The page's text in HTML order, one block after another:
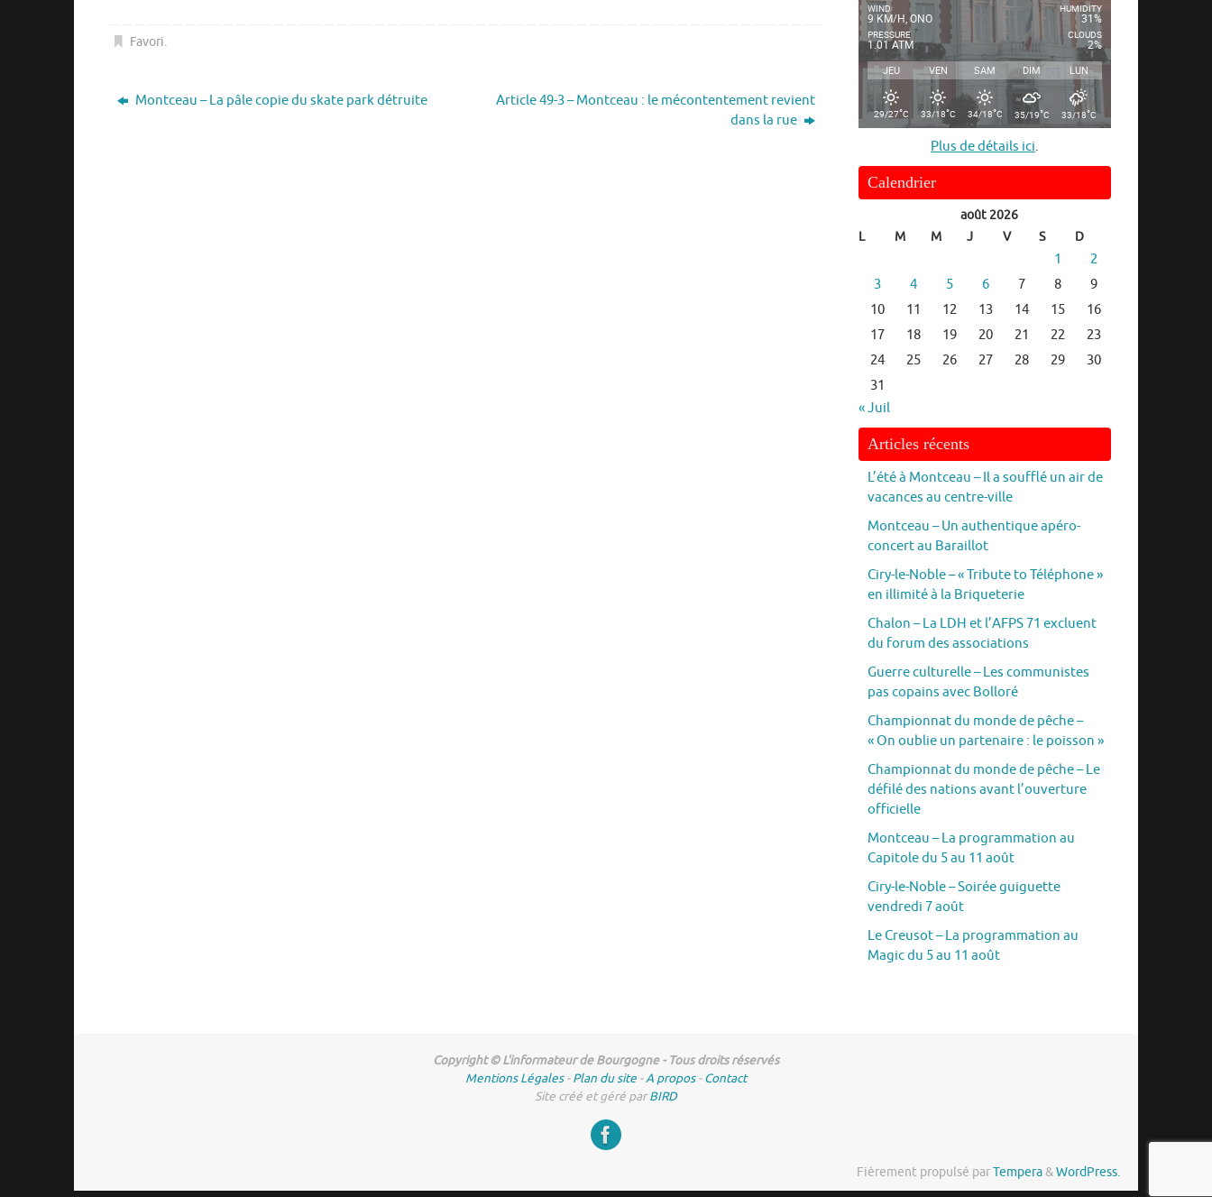
Favori.
Montceau – La pâle copie du skate park détruite
Article 49-3 – Montceau : le mécontentement revient
dans la rue
WIND
9 KM/H, ONO
PRESSURE
1.01 ATM
HUMIDITY
31%
CLOUDS
2%
JEU VEN SAM DIM LUN
29/27°C 33/18°C 34/18°C 35/19°C 33/18°C
Plus de détails ici.
Calendrier
août 2026
L
M M J V S D
1
2
3
4 5 6 7 8
9
10
11 12 13 14 15
16
17
18 19 20 21 22
23
24
25 26 27 28 29
30
31
« Juil
Articles récents
L’été à Montceau – Il a soufflé un air de
vacances au centre-ville
Montceau – Un authentique apéro-
concert au Baraillot
Ciry-le-Noble – « Tribute to Téléphone »
en illimité à la Briqueterie
Chalon – La LDH et l’AFPS 71 excluent
du forum des associations
Guerre culturelle – Les communistes
pas copains avec Bolloré
Championnat du monde de pêche –
« On oublie un partenaire : le poisson »
Championnat du monde de pêche – Le
défilé des nations avant l’ouverture
officielle
Montceau – La programmation au
Capitole du 5 au 11 août
Ciry-le-Noble – Soirée guiguette
vendredi 7 août
Le Creusot – La programmation au
Magic du 5 au 11 août
Copyright © L'informateur de Bourgogne - Tous droits réservés
Mentions Légales-Plan du site -A propos-Contact
Site créé et géré parBIRD
Fièrement propulsé parTempera&WordPress.